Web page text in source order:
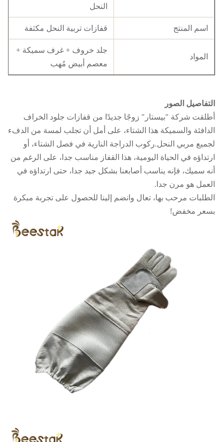
النحل
اسم المنتج قفازات تربية النحل مكثفة
المواد
جلد خروف + غرف سميكة +
معصم أبيض مُهب
التفاصيل الصور
أطلقت شركة "بيستار" زوجًا جديدًا من قفازات جلود الخراف
الدافئة والسميكة هذا الشتاء، على أمل أن تجلب لمسة من الدفء
لجميع مربي النحل.ركوب الدراجة النارية في فصل الشتاء، أو
ارتداؤه في الحياة اليومية، هذا القفاز مناسب جدا، على الرغم من
أنه سميك، فإنه يناسب أصابعنا بشكل جيد جدا، حتى ارتداؤه في
العمل هو مرن جدا.
الطلبات مرحب بها، تعال وانضم إلينا للحصول على تجربة مبكرة
بسعر مخفض!